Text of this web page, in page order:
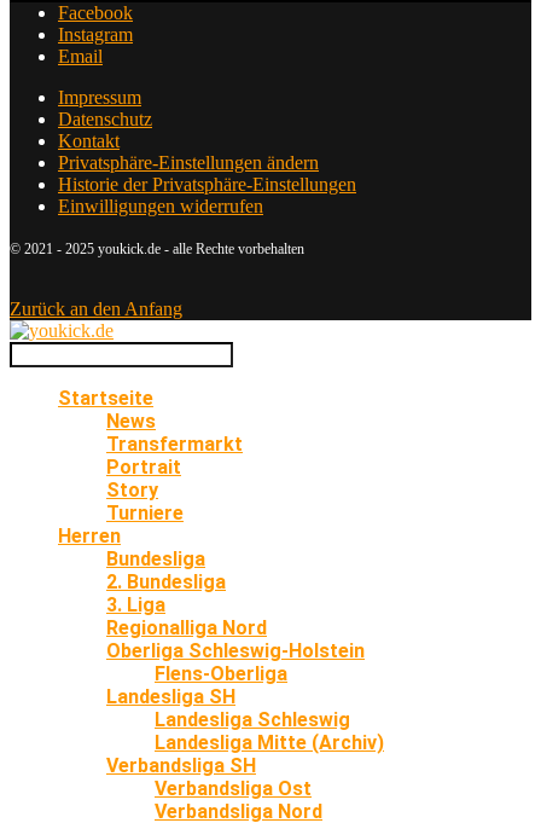
Facebook
Instagram
Email
Impressum
Datenschutz
Kontakt
Privatsphäre-Einstellungen ändern
Historie der Privatsphäre-Einstellungen
Einwilligungen widerrufen
© 2021 - 2025 youkick.de - alle Rechte vorbehalten
Zurück an den Anfang
Startseite
News
Transfermarkt
Portrait
Story
Turniere
Herren
Bundesliga
2. Bundesliga
3. Liga
Regionalliga Nord
Oberliga Schleswig-Holstein
Flens-Oberliga
Landesliga SH
Landesliga Schleswig
Landesliga Mitte (Archiv)
Verbandsliga SH
Verbandsliga Ost
Verbandsliga Nord